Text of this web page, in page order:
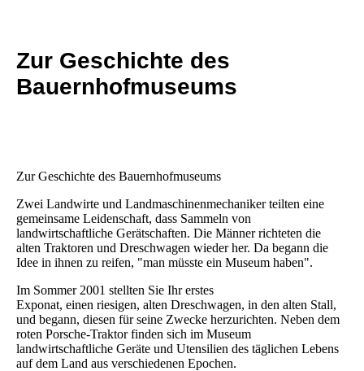
Zur Geschichte des
Bauernhofmuseums
Zur Geschichte des Bauernhofmuseums
Zwei Landwirte und Landmaschinenmechaniker teilten eine
gemeinsame Leidenschaft, dass Sammeln von
landwirtschaftliche Gerätschaften. Die Männer richteten die
alten Traktoren und Dreschwagen wieder her. Da begann die
Idee in ihnen zu reifen, "man müsste ein Museum haben".
Im Sommer 2001 stellten Sie Ihr erstes
Exponat, einen riesigen, alten Dreschwagen, in den alten Stall,
und begann, diesen für seine Zwecke herzurichten. Neben dem
roten Porsche-Traktor finden sich im Museum
landwirtschaftliche Geräte und Utensilien des täglichen Lebens
auf dem Land aus verschiedenen Epochen.